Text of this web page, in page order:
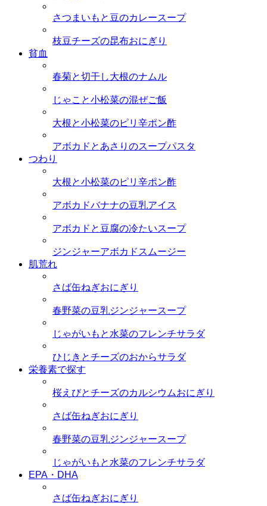
さつまいもと豆のカレースープ
枝豆チーズの昆布おにぎり
貧血
春菊と切干し大根のナムル
じゃこと小松菜の混ぜご飯
大根と小松菜のピリ辛ポン酢
アボカドとあさりのスープパスタ
つわり
大根と小松菜のピリ辛ポン酢
アボカドバナナの豆乳アイス
アボカドと豆腐の冷たいスープ
ジンジャーアボカドスムージー
肌荒れ
さば缶ねぎおにぎり
春野菜の豆乳ジンジャースープ
じゃがいもと水菜のフレンチサラダ
ひじきとチーズのおからサラダ
栄養素で探す
桜えびとチーズのカルシウムおにぎり
さば缶ねぎおにぎり
春野菜の豆乳ジンジャースープ
じゃがいもと水菜のフレンチサラダ
EPA・DHA
さば缶ねぎおにぎり